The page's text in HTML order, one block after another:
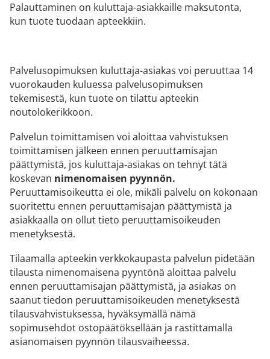
Palauttaminen on kuluttaja-asiakkaille maksutonta,
kun tuote tuodaan apteekkiin.
Palvelusopimuksen kuluttaja-asiakas voi peruuttaa 14
vuorokauden kuluessa palvelusopimuksen
tekemisestä, kun tuote on tilattu apteekin
noutolokerikkoon.
Palvelun toimittamisen voi aloittaa vahvistuksen
toimittamisen jälkeen ennen peruuttamisajan
päättymistä, jos kuluttaja-asiakas on tehnyt tätä
koskevan nimenomaisen pyynnön.
Peruuttamisoikeutta ei ole, mikäli palvelu on kokonaan
suoritettu ennen peruuttamisajan päättymistä ja
asiakkaalla on ollut tieto peruuttamisoikeuden
menetyksestä.
Tilaamalla apteekin verkkokaupasta palvelun pidetään
tilausta nimenomaisena pyyntönä aloittaa palvelu
ennen peruuttamisajan päättymistä, ja asiakas on
saanut tiedon peruuttamisoikeuden menetyksestä
tilausvahvistuksessa, hyväksymällä nämä
sopimusehdot ostopäätöksellään ja rastittamalla
asianomaisen pyynnön tilausvaiheessa.